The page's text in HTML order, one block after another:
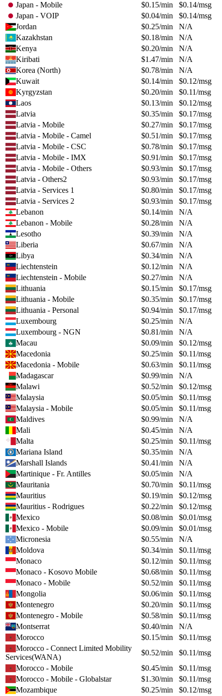
Japan - Mobile
$0.15/min $0.14/msg
Japan - VOIP
$0.04/min $0.14/msg
Jordan
$0.25/min
N/A
Kazakhstan
$0.18/min
N/A
Kenya
$0.20/min
N/A
Kiribati
$1.47/min
N/A
Korea (North)
$0.78/min
N/A
Kuwait
$0.14/min $0.12/msg
Kyrgyzstan
$0.20/min $0.11/msg
Laos
$0.13/min $0.12/msg
Latvia
$0.35/min $0.17/msg
Latvia - Mobile
$0.27/min $0.17/msg
Latvia - Mobile - Camel
$0.51/min $0.17/msg
Latvia - Mobile - CSC
$0.78/min $0.17/msg
Latvia - Mobile - IMX
$0.91/min $0.17/msg
Latvia - Mobile - Others
$0.93/min $0.17/msg
Latvia - Others2
$0.93/min $0.17/msg
Latvia - Services 1
$0.80/min $0.17/msg
Latvia - Services 2
$0.93/min $0.17/msg
Lebanon
$0.14/min
N/A
Lebanon - Mobile
$0.28/min
N/A
Lesotho
$0.39/min
N/A
Liberia
$0.67/min
N/A
Libya
$0.34/min
N/A
Liechtenstein
$0.12/min
N/A
Liechtenstein - Mobile
$0.27/min
N/A
Lithuania
$0.15/min $0.17/msg
Lithuania - Mobile
$0.35/min $0.17/msg
Lithuania - Personal
$0.94/min $0.17/msg
Luxembourg
$0.25/min
N/A
Luxembourg - NGN
$0.81/min
N/A
Macau
$0.09/min $0.12/msg
Macedonia
$0.25/min $0.11/msg
Macedonia - Mobile
$0.63/min $0.11/msg
Madagascar
$0.99/min
N/A
Malawi
$0.52/min $0.12/msg
Malaysia
$0.05/min $0.11/msg
Malaysia - Mobile
$0.05/min $0.11/msg
Maldives
$0.99/min
N/A
Mali
$0.45/min
N/A
Malta
$0.25/min $0.11/msg
Mariana Island
$0.35/min
N/A
Marshall Islands
$0.41/min
N/A
Martinique - Fr. Antilles
$0.05/min
N/A
Mauritania
$0.70/min $0.11/msg
Mauritius
$0.19/min $0.12/msg
Mauritius - Rodrigues
$0.22/min $0.12/msg
Mexico
$0.08/min $0.01/msg
Mexico - Mobile
$0.09/min $0.01/msg
Micronesia
$0.55/min
N/A
Moldova
$0.34/min $0.11/msg
Monaco
$0.12/min $0.11/msg
Monaco - Kosovo Mobile
$0.68/min $0.11/msg
Monaco - Mobile
$0.52/min $0.11/msg
Mongolia
$0.06/min $0.11/msg
Montenegro
$0.20/min $0.11/msg
Montenegro - Mobile
$0.58/min $0.11/msg
Montserrat
$0.40/min
N/A
Morocco
$0.15/min $0.11/msg
Morocco - Connect Limited Mobility
Services(WANA)
$0.52/min $0.11/msg
Morocco - Mobile
$0.45/min $0.11/msg
Morocco - Mobile - Globalstar
$1.30/min $0.11/msg
Mozambique
$0.25/min $0.12/msg